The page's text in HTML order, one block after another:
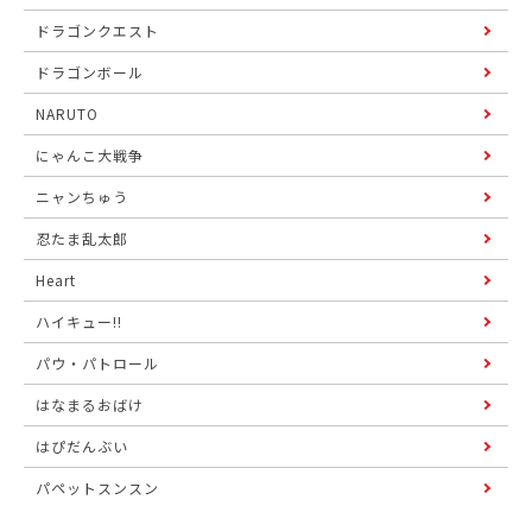
ドラゴンクエスト
ドラゴンボール
NARUTO
にゃんこ大戦争
ニャンちゅう
忍たま乱太郎
Heart
ハイキュー!!
パウ・パトロール
はなまるおばけ
はぴだんぶい
パペットスンスン